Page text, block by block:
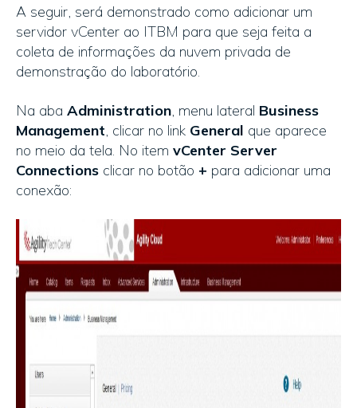
A seguir, será demonstrado como adicionar um
servidor vCenter ao ITBM para que seja feita a
coleta de informações da nuvem privada de
demonstração do laboratório.
Na aba Administration, menu lateral Business
Management, clicar no link General que aparece
no meio da tela. No item vCenter Server
Connections clicar no botão + para adicionar uma
conexão: